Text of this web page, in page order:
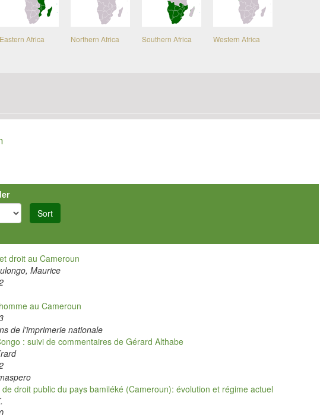
Eastern Africa Northern Africa Southern Africa Western Africa
Sort
droit au Cameroun
Maurice
au Cameroun
de l'imprimerie nationale
: suivi de commentaires de Gérard Althabe
droit public du pays bamiléké (Cameroun): évolution et régime actuel